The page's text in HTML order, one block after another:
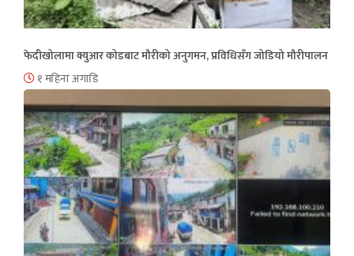
फेदीखोलामा क्युआर कोडबाट मौरीको अनुगमन, प्रविधिसँग जोडियो मौरीपालन
१ महिना अगाडि